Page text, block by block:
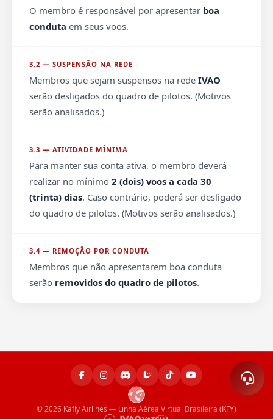
O membro é responsável por apresentar boa
conduta em seus voos.
3.2 — SUSPENSÃO NA REDE
Membros que sejam suspensos na rede IVAO
serão desligados do quadro de pilotos. (Motivos
serão analisados.)
3.3 — ATIVIDADE MÍNIMA
Para manter sua conta ativa, o membro deverá
realizar no mínimo 2 (dois) voos a cada 30
(trinta) dias. Caso contrário, poderá ser desligado
do quadro de pilotos. (Motivos serão analisados.)
3.4 — REMOÇÃO POR CONDUTA
Membros que não apresentarem boa conduta
serão removidos do quadro de pilotos.
© 2026 Kafly Airlines — Linha Aérea Virtual Brasileira (KFY)